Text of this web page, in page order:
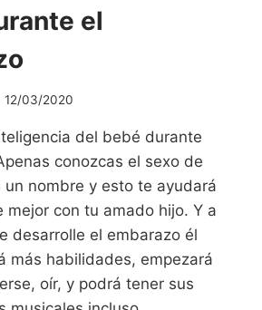
el
12/03/2020
del bebé durante
conozcas el sexo de
nombre y esto te ayudará
mejor con tu amado hijo. Y a
desarrolle el embarazo él
más habilidades, empezará
oír, y podrá tener sus